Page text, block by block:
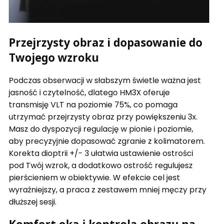
Przejrzysty obraz i dopasowanie do
Twojego wzroku
Podczas obserwacji w słabszym świetle ważna jest
jasność i czytelność, dlatego HM3X oferuje
transmisję VLT na poziomie 75%, co pomaga
utrzymać przejrzysty obraz przy powiększeniu 3x.
Masz do dyspozycji regulację w pionie i poziomie,
aby precyzyjnie dopasować zgranie z kolimatorem.
Korekta dioptrii +/- 3 ułatwia ustawienie ostrości
pod Twój wzrok, a dodatkowo ostrość regulujesz
pierścieniem w obiektywie. W efekcie cel jest
wyraźniejszy, a praca z zestawem mniej męczy przy
dłuższej sesji.